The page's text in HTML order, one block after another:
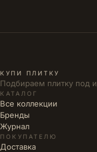
КУПИ ПЛИТКУ
Подбираем плитку под
КАТАЛОГ
Все коллекции
Бренды
Журнал
ПОКУПАТЕЛЮ
Доставка